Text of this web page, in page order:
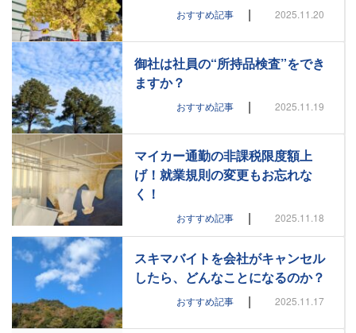
おすすめ記事 | 2025.11.20
御社は社員の“所持品検査”をでき
ますか？
おすすめ記事 | 2025.11.19
マイカー通勤の非課税限度額上
げ！就業規則の変更もお忘れな
く！
おすすめ記事 | 2025.11.18
スキマバイトを会社がキャンセル
したら、どんなことになるのか？
おすすめ記事 | 2025.11.17